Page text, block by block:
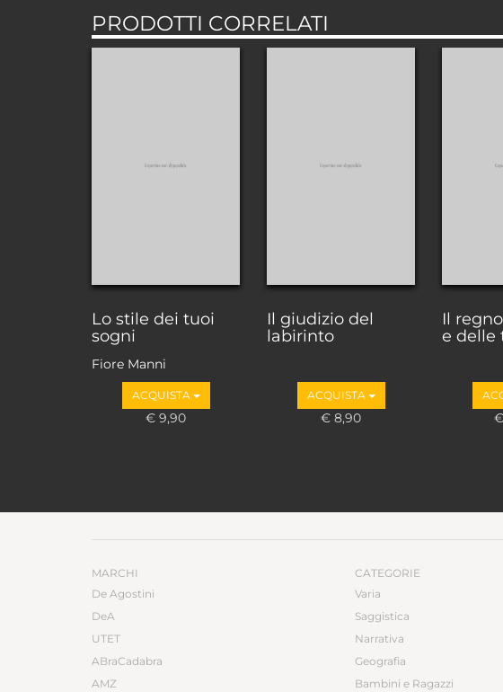
PRODOTTI CORRELATI
Lo stile dei tuoi
sogni
Fiore Manni
ACQUISTA
€ 9,90
Il giudizio del
labirinto
ACQUISTA
€ 8,90
Il
e delle
MARCHI
De Agostini
DeA
UTET
ABraCadabra
AMZ
CATEGORIE
Varia
Saggistica
Narrativa
Geografia
Bambini e Ragazzi